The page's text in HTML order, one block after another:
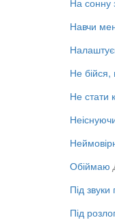
Навчи
Не
Не стати
Обіймаю
Під
Під